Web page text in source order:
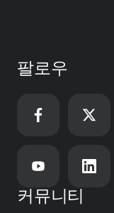
팔로우
커뮤니티